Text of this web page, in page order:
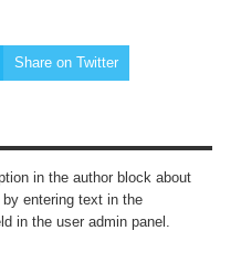
Share on Twitter
in the author block about
entering text in the
in the user admin panel.